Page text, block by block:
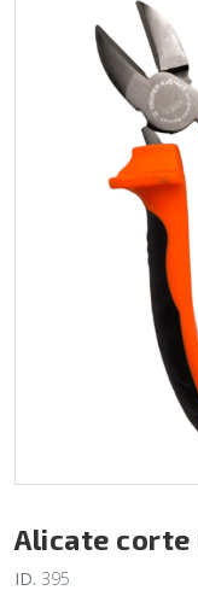
Alicate corte
ID. 395